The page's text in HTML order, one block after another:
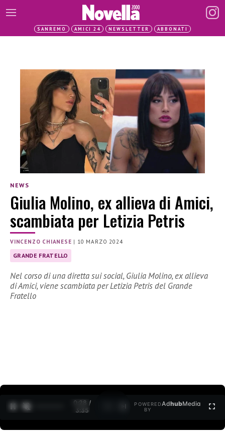
SANREMO AMICI 24 NEWSLETTER ABBONATI
NEWS
Giulia Molino, ex allieva di Amici,
scambiata per Letizia Petris
VINCENZO CHIANESE | 10 MARZO 2024
GRANDE FRATELLO
Nel corso di una diretta sui social, Giulia Molino, ex allieva
di Amici, viene scambiata per Letizia Petris del Grande
Fratello
0:29 /
3:35
POWERED
BY
AdhubMedia